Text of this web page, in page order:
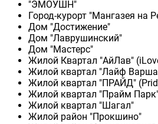
"ЭМОУШН"
Город-курорт "Мангазея на
Дом "Достижение"
Дом "Лаврушинский"
Дом "Мастерс"
Жилой Квартал "АйЛав"
Жилой квартал "Лайф
Жилой квартал "ПРАЙД"
Жилой квартал "Прайм
Жилой квартал "Шагал"
Жилой район "Прокшино"